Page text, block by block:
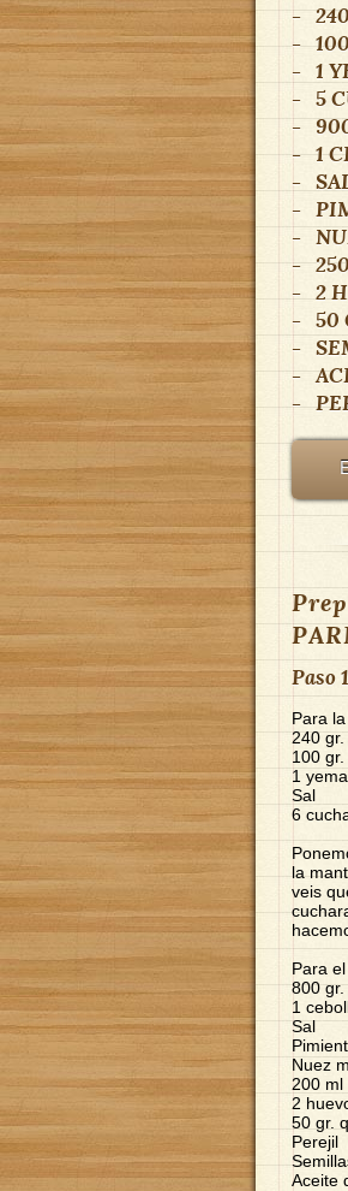
-
-
- 1
- 5
-
- 1
-
-
-
-
- 2
- 50
-
-
-
Paso
Para
240
100
1
Sal
6
la
veis
Para
800
1
Sal
Nuez
200 ml
2
50 gr.
Perejil
Aceite